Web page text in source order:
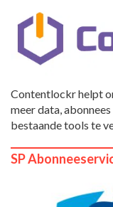
Contentlockr helpt
meer data,
bestaande tools te
SP